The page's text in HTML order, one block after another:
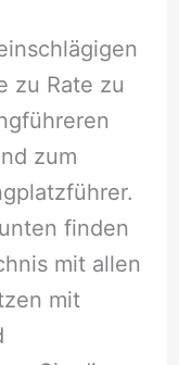
zu Rate zu
zum
finden
mit allen
mit